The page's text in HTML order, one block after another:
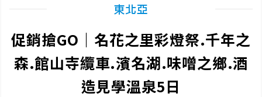
東北亞
促銷搶GO｜名花之里彩燈祭.千年之
森.館山寺纜車.濱名湖.味噌之鄉.酒
造見學溫泉5日